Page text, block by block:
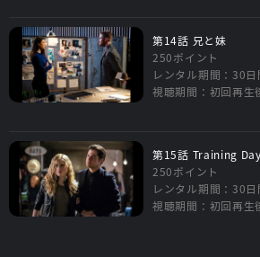
第14話 兄と妹
250ポイント
レンタル期間：30日
視聴期間：初回再生
第15話 Training Day
250ポイント
レンタル期間：30日
視聴期間：初回再生